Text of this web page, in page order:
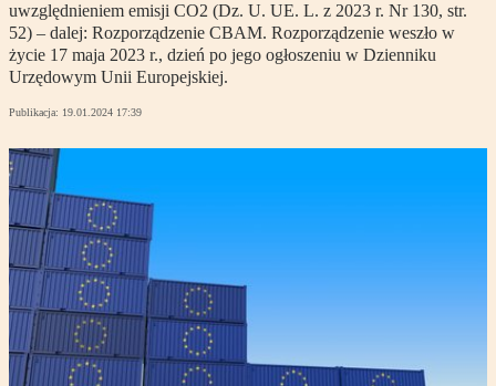
uwzględnieniem emisji CO2 (Dz. U. UE. L. z 2023 r. Nr 130, str.
52) – dalej: Rozporządzenie CBAM. Rozporządzenie weszło w
życie 17 maja 2023 r., dzień po jego ogłoszeniu w Dzienniku
Urzędowym Unii Europejskiej.
Publikacja: 19.01.2024 17:39